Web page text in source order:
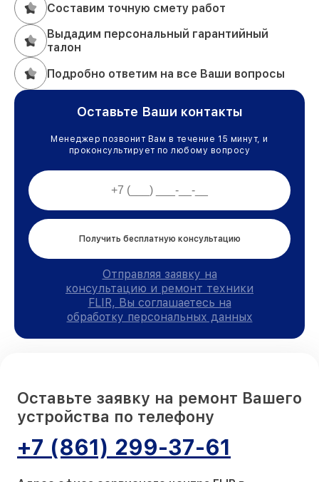
Составим точную смету работ
Выдадим персональный гарантийный
талон
Подробно ответим на все Ваши вопросы
Оставьте Ваши контакты
Менеджер позвонит Вам в течение 15 минут, и
проконсультирует по любому вопросу
Получить бесплатную консультацию
Отправляя заявку на
консультацию и ремонт техники
FLIR, Вы соглашаетесь на
обработку персональных данных
Оставьте заявку на ремонт Вашего
устройства по телефону
+7 (861) 299-37-61